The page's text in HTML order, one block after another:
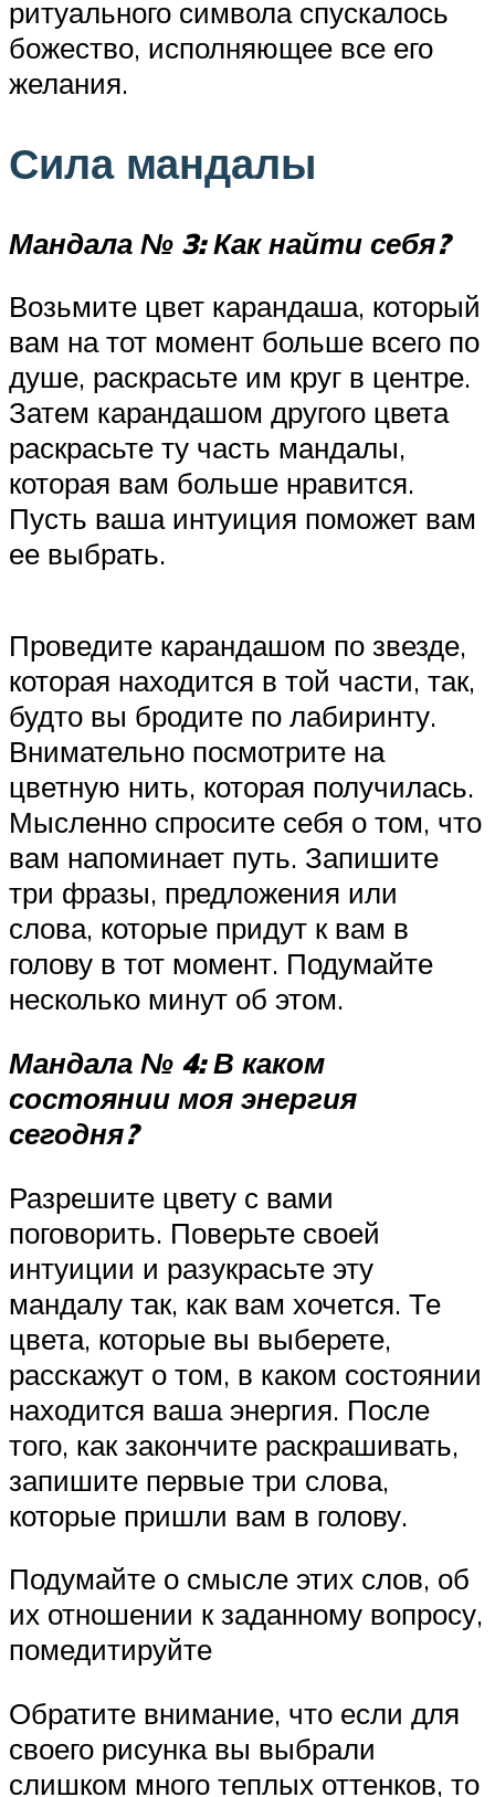
ритуального символа спускалось
божество, исполняющее все его
желания.
Сила мандалы
Мандала № 3: Как найти себя?
Возьмите цвет карандаша, который
вам на тот момент больше всего по
душе, раскрасьте им круг в центре.
Затем карандашом другого цвета
раскрасьте ту часть мандалы,
которая вам больше нравится.
Пусть ваша интуиция поможет вам
ее выбрать.
Проведите карандашом по звезде,
которая находится в той части, так,
будто вы бродите по лабиринту.
Внимательно посмотрите на
цветную нить, которая получилась.
Мысленно спросите себя о том, что
вам напоминает путь. Запишите
три фразы, предложения или
слова, которые придут к вам в
голову в тот момент. Подумайте
несколько минут об этом.
Мандала № 4: В каком
состоянии моя энергия
сегодня?
Разрешите цвету с вами
поговорить. Поверьте своей
интуиции и разукрасьте эту
мандалу так, как вам хочется. Те
цвета, которые вы выберете,
расскажут о том, в каком состоянии
находится ваша энергия. После
того, как закончите раскрашивать,
запишите первые три слова,
которые пришли вам в голову.
Подумайте о смысле этих слов, об
их отношении к заданному вопросу,
помедитируйте
Обратите внимание, что если для
своего рисунка вы выбрали
слишком много теплых оттенков, то